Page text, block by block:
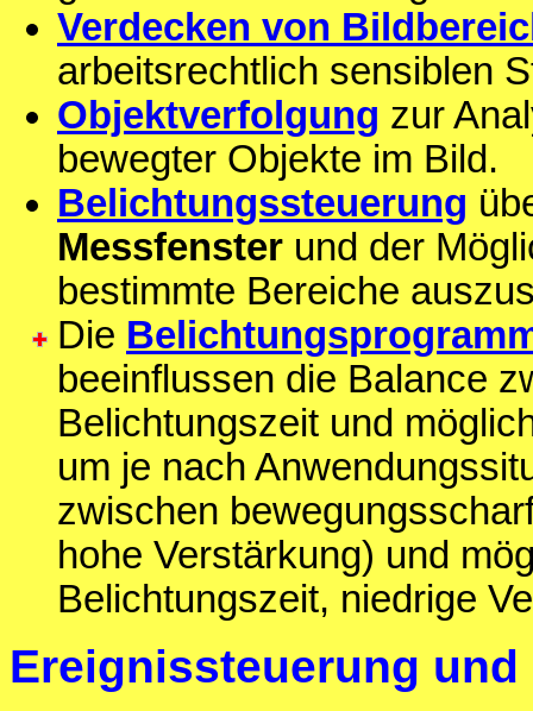
Verdecken von
arbeitsrechtlich sensiblen
Objektverfolgung zur
bewegter Objekte im Bild.
Belichtungssteuerung
Messfenster und der
bestimmte Bereiche
Die
beeinflussen die Balance
Belichtungszeit und
um je nach
zwischen
hohe Verstärkung) und
Belichtungszeit, niedrige
Ereignissteuerung und